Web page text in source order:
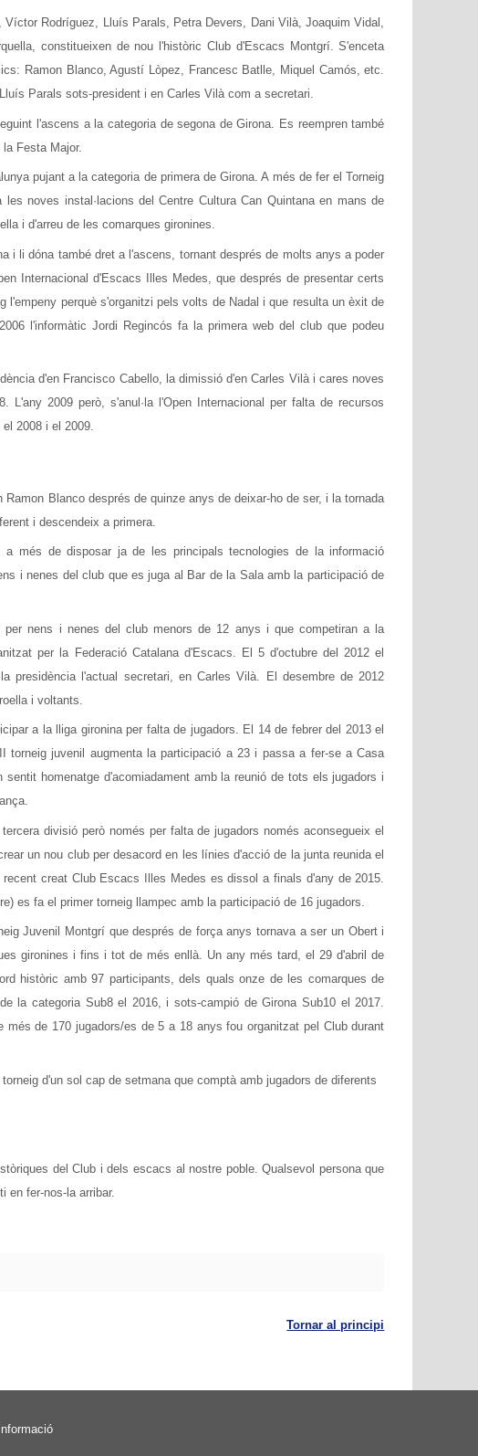
Rodríguez, Lluís Parals, Petra Devers, Dani Vilà, Joaquim Vidal,
constitueixen de nou l'històric Club d'Escacs Montgrí. S'enceta
Ramon Blanco, Agustí Lòpez, Francesc Batlle, Miquel Camós, etc.
Parals sots-president i en Carles Vilà com a secretari.
l'ascens a la categoria de segona de Girona. Es reempren també
Festa Major.
pujant a la categoria de primera de Girona. A més de fer el Torneig
noves instal·lacions del Centre Cultura Can Quintana en mans de
i d'arreu de les comarques gironines.
i li dóna també dret a l'ascens, tornant després de molts anys a poder
Internacional d'Escacs Illes Medes, que després de presentar certs
l'empeny perquè s'organitzi pels volts de Nadal i que resulta un èxit de
l'informàtic Jordi Regincós fa la primera web del club que podeu
d'en Francisco Cabello, la dimissió d'en Carles Vilà i cares noves
2009 però, s'anul·la l'Open Internacional per falta de recursos
2008 i el 2009.
Blanco després de quinze anys de deixar-ho de ser, i la tornada
i descendeix a primera.
més de disposar ja de les principals tecnologies de la informació
i nenes del club que es juga al Bar de la Sala amb la participació de
nens i nenes del club menors de 12 anys i que competiran a la
per la Federació Catalana d'Escacs. El 5 d'octubre del 2012 el
presidència l'actual secretari, en Carles Vilà. El desembre de 2012
i voltants.
a la lliga gironina per falta de jugadors. El 14 de febrer del 2013 el
juvenil augmenta la participació a 23 i passa a fer-se a Casa
homenatge d'acomiadament amb la reunió de tots els jugadors i
divisió però només per falta de jugadors només aconsegueix el
un nou club per desacord en les línies d'acció de la junta reunida el
creat Club Escacs Illes Medes es dissol a finals d'any de 2015.
es fa el primer torneig llampec amb la participació de 16 jugadors.
Juvenil Montgrí que després de força anys tornava a ser un Obert i
gironines i fins i tot de més enllà. Un any més tard, el 29 d'abril de
històric amb 97 participants, dels quals onze de les comarques de
la categoria Sub8 el 2016, i sots-campió de Girona Sub10 el 2017.
de 170 jugadors/es de 5 a 18 anys fou organitzat pel Club durant
d'un sol cap de setmana que comptà amb jugadors de diferents
del Club i dels escacs al nostre poble. Qualsevol persona que
en fer-nos-la arribar.
Tornar al principi